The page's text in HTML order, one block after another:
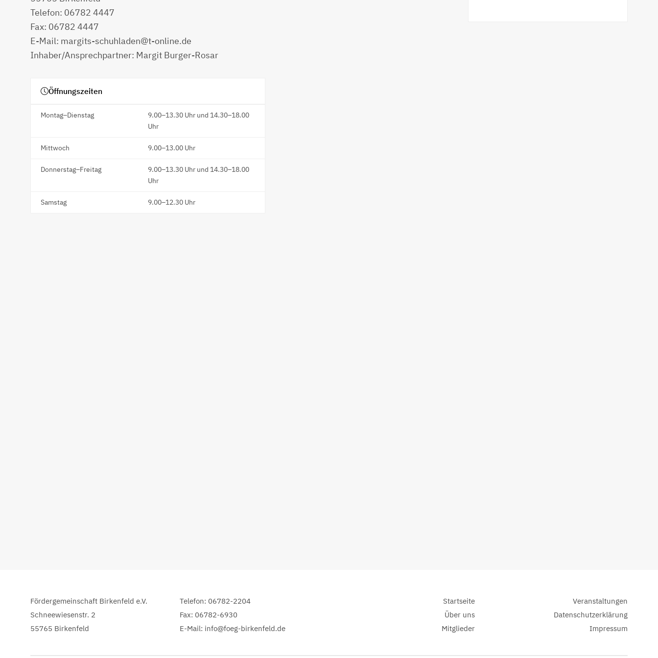
Telefon: 06782 4447
Fax: 06782 4447
E-Mail: margits-schuhladen@t-online.de
Inhaber/Ansprechpartner: Margit Burger-Rosar
Öffnungszeiten
Montag–Dienstag
9.00–13.30 Uhr und 14.30–18.00
Uhr
Mittwoch 9.00–13.00 Uhr
Donnerstag–Freitag
9.00–13.30 Uhr und 14.30–18.00
Uhr
Samstag 9.00–12.30 Uhr
Fördergemeinschaft Birkenfeld e.V.
Schneewiesenstr. 2
55765 Birkenfeld
Telefon: 06782-2204
Fax: 06782-6930
E-Mail: info@foeg-birkenfeld.de
Startseite
Über uns
Mitglieder
Veranstaltungen
Datenschutzerklärung
Impressum